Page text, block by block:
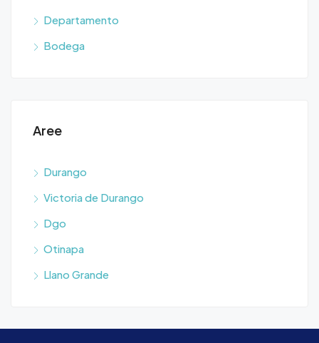
Departamento
Bodega
Aree
Durango
Victoria de Durango
Dgo
Otinapa
Llano Grande